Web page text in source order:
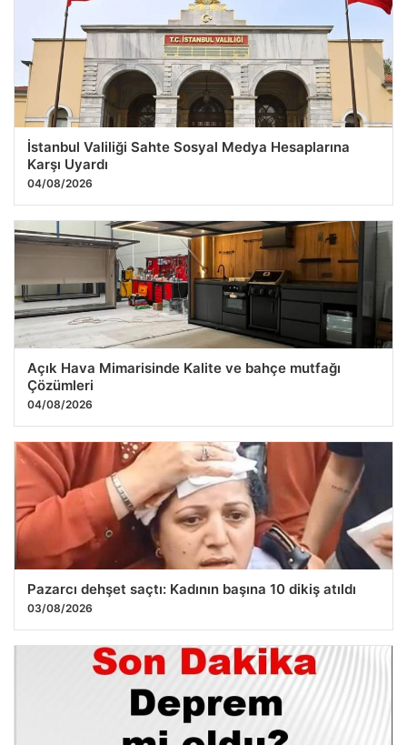
İstanbul Valiliği Sahte Sosyal Medya Hesaplarına
Karşı Uyardı
04/08/2026
Açık Hava Mimarisinde Kalite ve bahçe mutfağı
Çözümleri
04/08/2026
Pazarcı dehşet saçtı: Kadının başına 10 dikiş atıldı
03/08/2026